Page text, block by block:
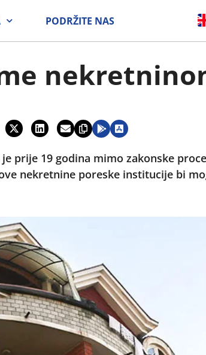
PODRŽITE NAS
prije 19 godina mimo zakonske
nekretnine poreske institucije bi